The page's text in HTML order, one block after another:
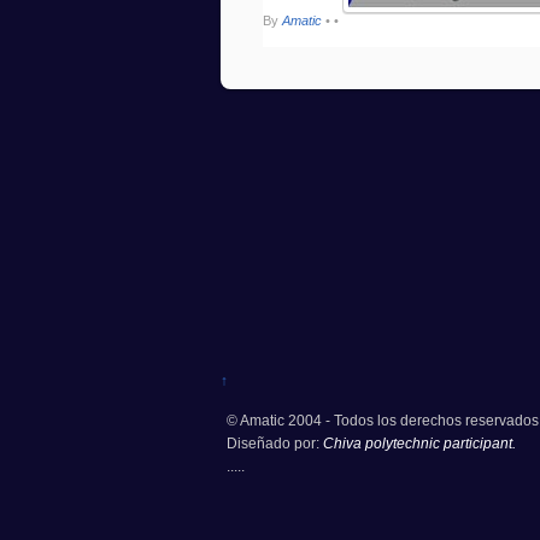
By Amatic • •
↑
© Amatic 2004 - Todos los derechos
Diseñado por: Chiva polytechnic participant.